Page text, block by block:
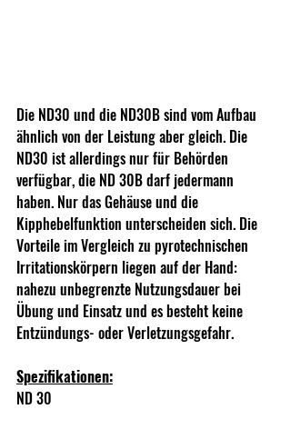
Die ND30 und die ND30B sind vom Aufbau
ähnlich von der Leistung aber gleich. Die
ND30 ist allerdings nur für Behörden
verfügbar, die ND 30B darf jedermann
haben. Nur das Gehäuse und die
Kipphebelfunktion unterscheiden sich. Die
Vorteile im Vergleich zu pyrotechnischen
Irritationskörpern liegen auf der Hand:
nahezu unbegrenzte Nutzungsdauer bei
Übung und Einsatz und es besteht keine
Entzündungs- oder Verletzungsgefahr.
Spezifikationen:
ND 30